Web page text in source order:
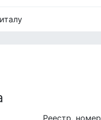
Реестр. номер